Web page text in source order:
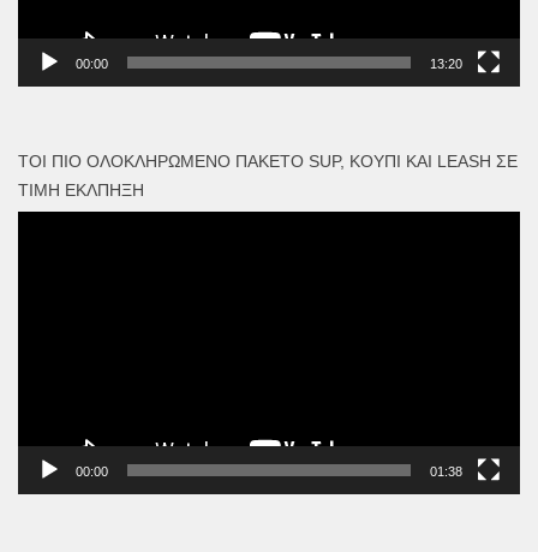
00:00 13:20
ΤΟΙ ΠΙΟ ΟΛΟΚΛΗΡΩΜΈΝΟ ΠΑΚΈΤΟ SUP, ΚΟΥΠΊ ΚΑΙ LEASH ΣΕ
ΤΙΜΉ ΈΚΛΠΗΞΗ
00:00 01:38